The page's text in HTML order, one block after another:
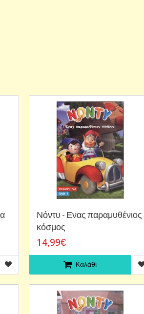
Νόντυ - Ενας παραμυθένιος
κόσμος
14,99€
Καλάθι